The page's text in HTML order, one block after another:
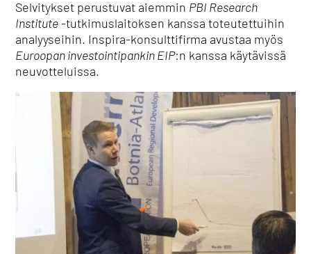
Selvitykset perustuvat aiemmin PBI Research
Institute-tutkimuslaitoksen kanssa toteutettuihin
analyyseihin. Inspira-konsulttifirma avustaa myös
Euroopan investointipankin EIP:n kanssa käytävissä
neuvotteluissa.